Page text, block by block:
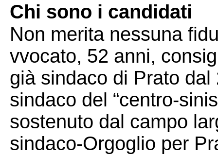
Chi sono i candidati
Non merita nessuna
vvocato, 52 anni,
già sindaco di Prato
sindaco del “centro-
sostenuto dal campo
sindaco-Orgoglio per